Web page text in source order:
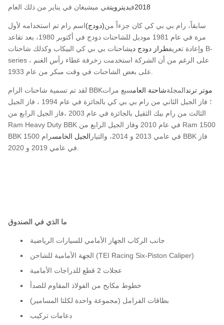
2018فيديترويتفي ميشيغان في يناير من ذلك العام
سابقاً، رام بي بي كي كان جزءاً من(دودج)اسم رام تم استخدامه لأول
مرة في عام 1981 موديل للشاحنات دودج في أكتوبر 1980، بعد تقاعد
وإعادة تعريفطراز دودج ديشاحنات بي بي كي البيكاب وكذلك شاحنات B-
series ، على الرغم من أن الشركة استخدمت زخرفة غطاء رأس الغنم
لقد تم تسمية شاحنات الرام BBK موتر ترندالمجلةشاحنة العامسبع مرات
؛ فاز الجيل الثاني من رام بي بي كي بالجائزة في عام 1994 ، فاز الجيل
الثالث من رام بيك الثقيل بالجائزة في عام 2003 ،فاز الجيل الرابع من
Ram Heavy Duty BBK في عام 2010 وفاز الجيل الرابع من Ram 1500
BBK في عامي 2013 و 2014، والتيار
الجيل الخامس
رام 1500 BBK فاز
ما الذي في الصندوق
جانب الركاب الجهاز الأمامي للسيارات الرياضية
الجهة الأمامية للشاحن (TEI Racing Six-Piston Caliper)
عجلات 2 قطع للدراجات الأمامية
خطوط مكابح من الفولاذ المقاوم للصدأ
بطاقات الفرامل (مجموعة واحدة لكلتا المسامير)
دعامات تركيب